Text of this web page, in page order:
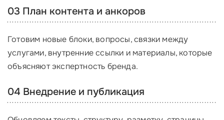
03 План контента и анкоров
Готовим новые блоки, вопросы, связки между
услугами, внутренние ссылки и материалы, которые
объясняют экспертность бренда.
04 Внедрение и публикация